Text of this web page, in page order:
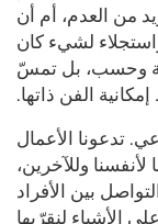
من العدم، أم أن
لشيء كان
وحسب، بل تمسّ
الفن ذاتها.
تدعونا الأعمال
وللآخرين،
بين الأفراد
الأشياء لنقرّبها